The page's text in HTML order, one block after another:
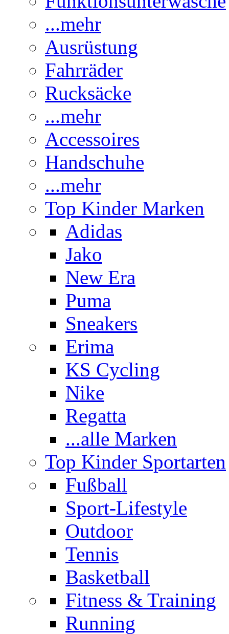
...mehr
Ausrüstung
Fahrräder
Rucksäcke
...mehr
Accessoires
Handschuhe
...mehr
Top Kinder Marken
Adidas
Jako
New Era
Puma
Sneakers
Erima
KS Cycling
Nike
Regatta
...alle Marken
Top Kinder Sportarten
Fußball
Sport-Lifestyle
Outdoor
Tennis
Basketball
Fitness & Training
Running